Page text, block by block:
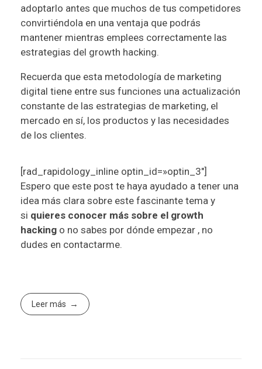
adoptarlo antes que muchos de tus competidores
convirtiéndola en una ventaja que podrás
mantener mientras emplees correctamente las
estrategias del growth hacking.
Recuerda que esta metodología de marketing
digital tiene entre sus funciones una actualización
constante de las estrategias de marketing, el
mercado en sí, los productos y las necesidades
de los clientes.
[rad_rapidology_inline optin_id=»optin_3″]
Espero que este post te haya ayudado a tener una
idea más clara sobre este fascinante tema y
si quieres conocer más sobre el growth
hacking o no sabes por dónde empezar , no
dudes en contactarme.
Leer más